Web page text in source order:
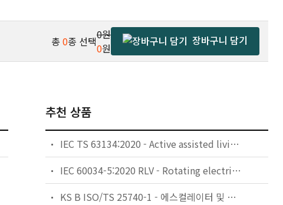
총 0종 선택0원
0원
장바구니 담기
추천 상품
IEC TS 63134:2020 - Active assisted living (AAL) use cases
IEC 60034-5:2020 RLV - Rotating electrical machines - Part 5: Degrees of protection provided by the integral design of rotating electrical machines (IP code) - Classification
KS B ISO/TS 25740-1 - 에스컬레이터 및 무빙워크에 대한 안전요건 — 제1부: 세계공통 필수 안전요건(GESRs)